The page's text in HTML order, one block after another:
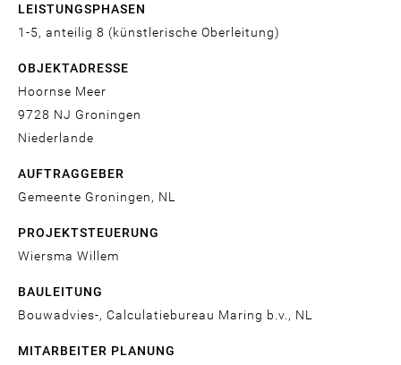
LEISTUNGSPHASEN
1-5, anteilig 8 (künstlerische Oberleitung)
OBJEKTADRESSE
Hoornse Meer
9728 NJ Groningen
Niederlande
AUFTRAGGEBER
Gemeente Groningen, NL
PROJEKTSTEUERUNG
Wiersma Willem
BAULEITUNG
Bouwadvies-, Calculatiebureau Maring b.v., NL
MITARBEITER PLANUNG